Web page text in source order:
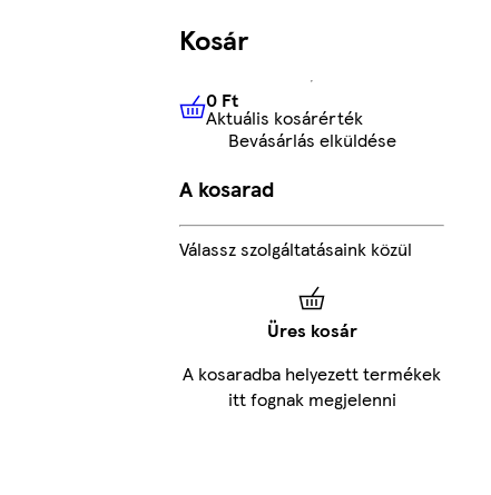
Kosár
0 FtAktuális kosárérték
0 Ft
Aktuális kosárérték
Bevásárlás elküldése
A kosarad
Válassz szolgáltatásaink közül
Üres kosár
A kosaradba helyezett termékek
itt fognak megjelenni